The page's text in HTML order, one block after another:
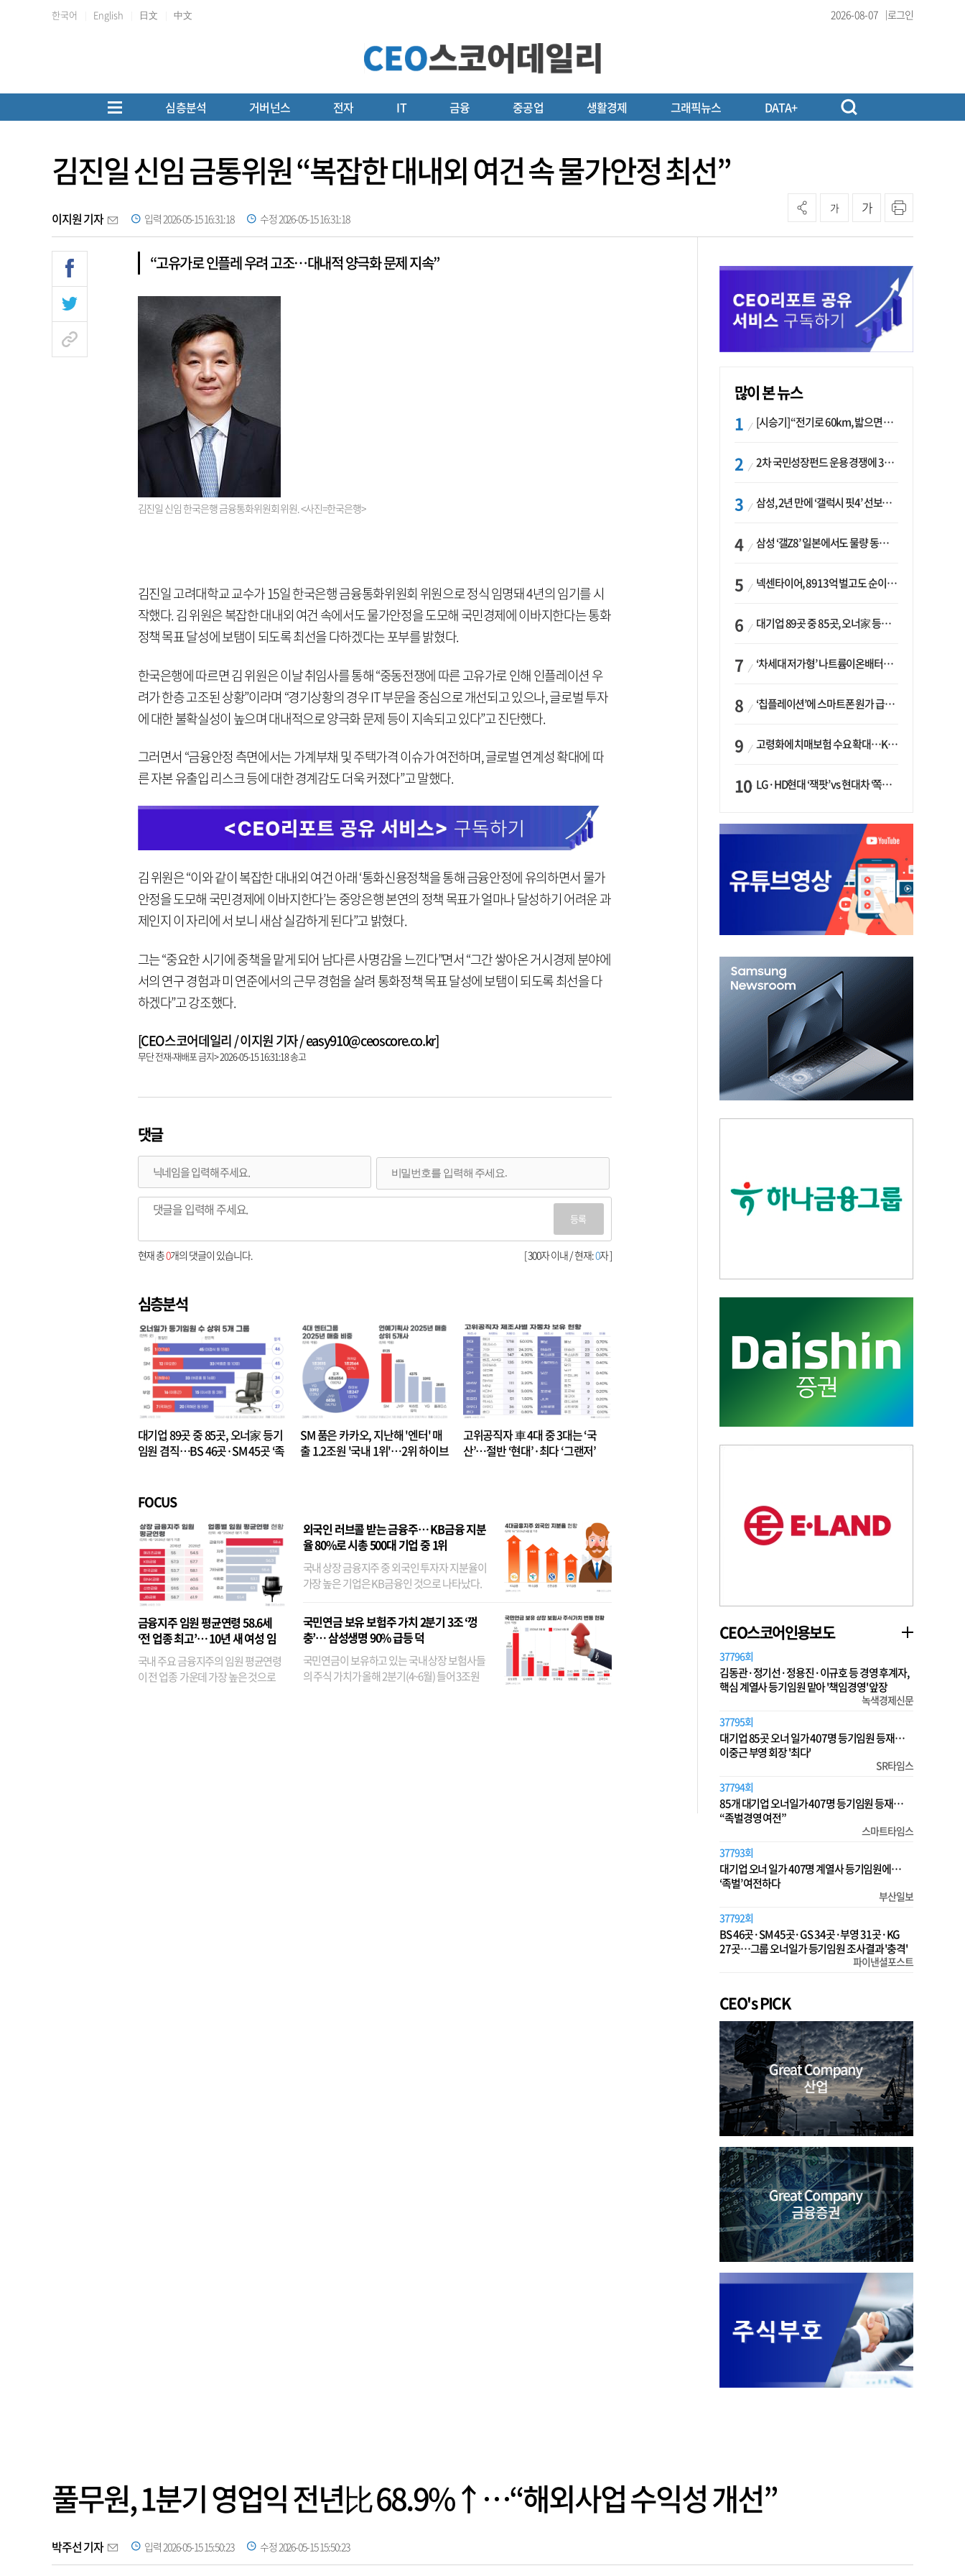
한국어 English 日文 中文 2026-08-07 로그인
심층분석 거버넌스 전자 IT 금융 중공업 생활경제 그래픽뉴스 DATA+
김진일 신임 금통위원 “복잡한 대내외 여건 속 물가안정 최선”
이지원 기자 입력 2026-05-15 16:31:18 수정 2026-05-15 16:31:18
가 가
“고유가로 인플레 우려 고조…대내적 양극화 문제 지속”
김진일 신임 한국은행 금융통화위원회 위원. <사진=한국은행>
김진일 고려대학교 교수가 15일 한국은행 금융통화위원회 위원으로 정식 임명돼 4년의 임기를 시
작했다. 김 위원은 복잡한 대내외 여건 속에서도 물가안정을 도모해 국민경제에 이바지한다는 통화
정책 목표 달성에 보탬이 되도록 최선을 다하겠다는 포부를 밝혔다.
한국은행에 따르면 김 위원은 이날 취임사를 통해 “중동전쟁에 따른 고유가로 인해 인플레이션 우
려가 한층 고조된 상황”이라며 “경기상황의 경우 IT 부문을 중심으로 개선되고 있으나, 글로벌 투자
에 대한 불확실성이 높으며 대내적으로 양극화 문제 등이 지속되고 있다”고 진단했다.
그러면서 “금융안정 측면에서는 가계부채 및 주택가격 이슈가 여전하며, 글로벌 연계성 확대에 따
른 자본 유출입 리스크 등에 대한 경계감도 더욱 커졌다”고 말했다.
김 위원은 “이와 같이 복잡한 대내외 여건 아래 ‘통화신용정책을 통해 금융안정에 유의하면서 물가
안정을 도모해 국민경제에 이바지한다’는 중앙은행 본연의 정책 목표가 얼마나 달성하기 어려운 과
제인지 이 자리에 서 보니 새삼 실감하게 된다”고 밝혔다.
그는 “중요한 시기에 중책을 맡게 되어 남다른 사명감을 느낀다”면서 “그간 쌓아온 거시경제 분야에
서의 연구 경험과 미 연준에서의 근무 경험을 살려 통화정책 목표 달성에 보탬이 되도록 최선을 다
하겠다”고 강조했다.
[CEO스코어데일리 / 이지원 기자 / easy910@ceoscore.co.kr]
무단 전재-재배포 금지> 2026-05-15 16:31:18 송고
댓글
등록
[ 300자 이내 / 현재:0자 ]
현재 총0개의 댓글이 있습니다.
심층분석
대기업 89곳 중 85곳, 오너家 등기
임원 겸직…BS 46곳·SM 45곳 ‘족
SM 품은 카카오, 지난해 '엔터' 매
출 1.2조원 '국내 1위'…2위 하이브
고위공직자 車 4대 중 3대는 ‘국
산’…절반 ‘현대’·최다 ‘그랜저’
FOCUS
금융지주 임원 평균연령 58.6세
‘전 업종 최고’… 10년 새 여성 임
원은 14배 껑충
국내 주요 금융지주의 임원 평균연령
이 전 업종 가운데 가장 높은 것으로
외국인 러브콜 받는 금융주… KB금융 지분
율 80%로 시총 500대 기업 중 1위
국내 상장 금융지주 중 외국인 투자자 지분율이
가장 높은 기업은 KB금융인 것으로 나타났다.
융이었다. 특히 KB금융은 지난달 말 기준 해외
기관투자자 지분율이...
국민연금 보유 보험주 가치 2분기 3조 ‘껑
충’… 삼성생명 90% 급등 덕
국민연금이 보유하고 있는 국내 상장 보험사들
의 주식 가치가 올해 2분기(4~6월) 들어 3조원
많이 본 뉴스
[시승기] “전기로 60km, 밟으면 462마력”…볼보 XC60 T8의 두 얼굴
2차 국민성장펀드 운용 경쟁에 33개사 몰렸다…신한·하나 등 새 얼굴 대거 합류
삼성, 2년 만에 ‘갤럭시 핏4’ 선보이나…웨어러블 생태계 확장 ‘시동’
삼성 ‘갤Z8’ 일본에서도 물량 동났다…애플 참전 앞두고 선두 수성 ‘시험대’
넥센타이어, 8913억 벌고도 순이익 2억…유럽 세부담에 이익 증발
대기업 89곳 중 85곳, 오너家 등기임원 겸직…BS 46곳·SM 45곳 ‘족벌경영’ 고착화
‘차세대 저가형’ 나트륨이온배터리 시대 오나…LG화학·에코프로, 상용화 속도낸다
‘칩플레이션’에 스마트폰 원가 급등…삼성전자, ‘엑시노스’ 채택 확대하나
고령화에 치매보험 수요 확대…KB손보·삼성화재가 ‘시장 주도’
LG·HD현대 ‘잭팟’ vs 현대차 ‘쪽박’…글로벌 사모펀드, 韓 대기업 투자 ‘희비’
CEO스코어인용보도
37796회
김동관·정기선·정용진·이규호 등 경영 후계자,
핵심 계열사 등기임원 맡아 '책임경영' 앞장
녹색경제신문
37795회
대기업 85곳 오너 일가 407명 등기임원 등재…
이중근 부영 회장 '최다'
SR타임스
37794회
85개 대기업 오너일가 407명 등기임원 등재…
“족벌경영 여전”
스마트타임스
37793회
대기업 오너 일가 407명 계열사 등기임원에…
‘족벌’ 여전하다
부산일보
37792회
BS 46곳·SM 45곳·GS 34곳·부영 31곳·KG
27곳…그룹 오너일가 등기임원 조사결과 '충격'
파이낸셜포스트
CEO's PICK
풀무원, 1분기 영업익 전년比 68.9%↑…“해외사업 수익성 개선”
박주선 기자 입력 2026-05-15 15:50:23 수정 2026-05-15 15:50:23